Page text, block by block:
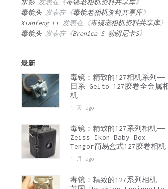
水影发表在《毒镜老相机资料共享库》
毒镜头发表在《毒镜老相机资料共享库》
Xianfeng Li 发表在《毒镜老相机资料共享库》
毒镜头发表在《Bronica S 勃朗尼卡S》
最新
毒镜：精致的127相机系列——
日系 Gelto 127胶卷全金属相
机
1 天 ago
毒镜：精致的127系列相机——
Zeiss Ikon Baby Box
Tengor简易盒式127胶卷相机
1 月 ago
毒镜：精致的127系列相机 —